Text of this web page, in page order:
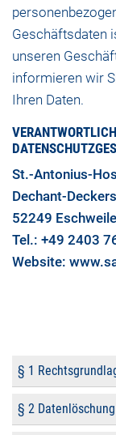
Geschäftsdaten
unseren
informieren wir
Ihren Daten.
St.-Antonius-
Dechant-
52249
Tel.: +49 2403
Website:
§ 1
§ 2